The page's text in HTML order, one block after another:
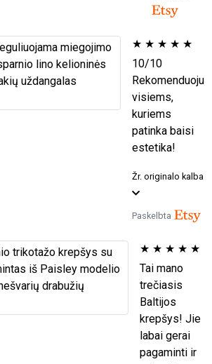
★ ★ ★ ★ ★
10/10
Rekomenduoju
visiems,
kuriems
patinka baisi
estetika!
Žr. originalo kalba
Paskelbta
★ ★ ★ ★ ★
Tai mano
trečiasis
Baltijos
krepšys! Jie
labai gerai
pagaminti ir